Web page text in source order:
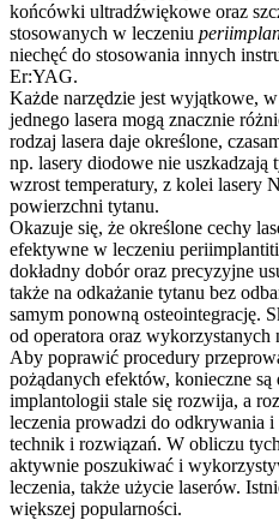
końcówki ultradźwiękowe oraz
stosowanych w leczeniu
niechęć do stosowania innych
Er:YAG.
Każde narzędzie jest wyjątkowe,
jednego lasera mogą znacznie
rodzaj lasera daje określone,
np. lasery diodowe nie
wzrost temperatury, z kolei lasery
powierzchni tytanu.
Okazuje się, że określone cechy
efektywne w leczeniu
dokładny dobór oraz precyzyjne
także na odkażanie tytanu bez
samym ponowną osteointegrację.
od operatora oraz wykorzystanych
Aby poprawić procedury
pożądanych efektów, konieczne są
implantologii stale się rozwija, a
leczenia prowadzi do odkrywania
technik i rozwiązań. W obliczu
aktywnie poszukiwać i
leczenia, także użycie laserów.
większej popularności.